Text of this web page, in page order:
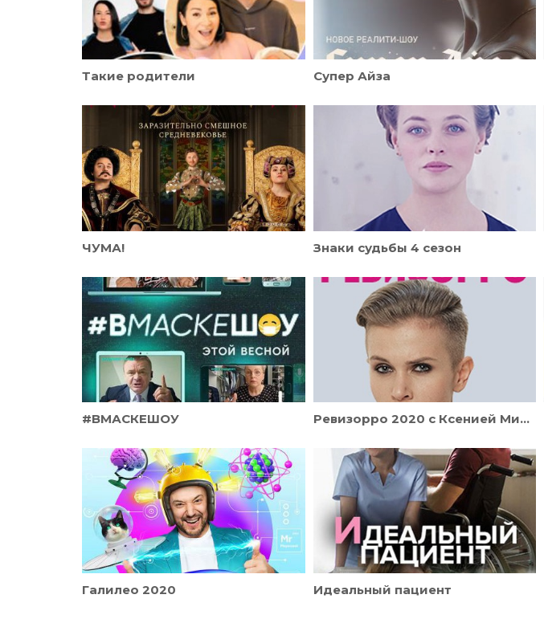
Такие родители Супер Айза
ЧУМА! Знаки судьбы 4 сезон
#ВМАСКЕШОУ Ревизорро 2020 с Ксенией Милас
Галилео 2020 Идеальный пациент